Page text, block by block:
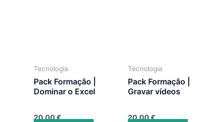
Tecnologia
Pack Formação |
Dominar o Excel
20.00€
Tecnologia
Pack Formação |
Gravar vídeos
20.00€